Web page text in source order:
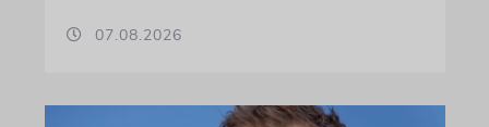
07.08.2026